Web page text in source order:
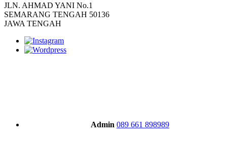
JLN. AHMAD YANI No.1
SEMARANG TENGAH 50136
JAWA TENGAH
Admin 089 661 898989